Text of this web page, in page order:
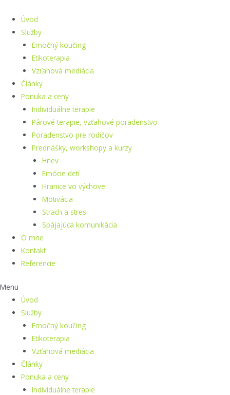
obsah
Úvod
Služby
Emočný koučing
Etikoterapia
Vzťahová mediácia
Články
Ponuka a ceny
Individuálne terapie
Párové terapie, vzťahové poradenstvo
Poradenstvo pre rodičov
Prednášky, workshopy a kurzy
Hnev
Emócie detí
Hranice vo výchove
Motivácia
Strach a stres
Spájajúca komunikácia
O mne
Kontakt
Referencie
Menu
Úvod
Služby
Emočný koučing
Etikoterapia
Vzťahová mediácia
Články
Ponuka a ceny
Individuálne terapie